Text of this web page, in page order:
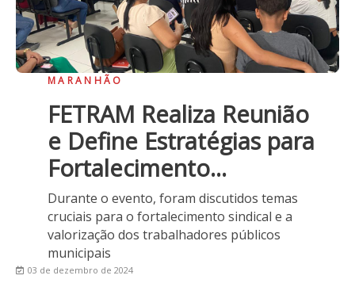
MARANHÃO
FETRAM Realiza Reunião
e Define Estratégias para
Fortalecimento...
Durante o evento, foram discutidos temas
cruciais para o fortalecimento sindical e a
valorização dos trabalhadores públicos
municipais
03 de dezembro de 2024